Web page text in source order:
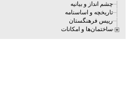
چشم انداز و بیانیه
تاریخچه و اساسنامه
رییس فرهنگستان
ساختمان‌ها و امکانات